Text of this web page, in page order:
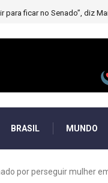
para ficar no Senado”, diz
BRASIL MUNDO
por perseguir mulher